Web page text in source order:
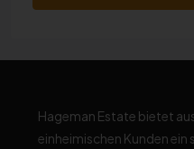
Hageman Estate bietet
einheimischen Kunden